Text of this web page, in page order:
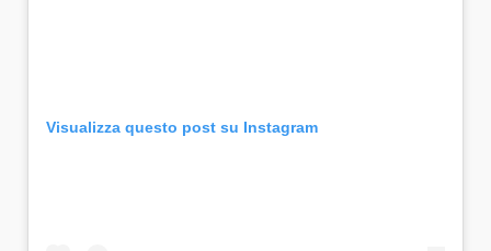
Visualizza questo post su Instagram